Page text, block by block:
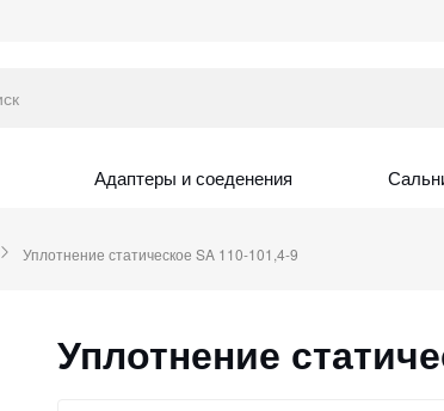
Адаптеры и соеденения
Уплотнение статическое SA 110-101,4-9
Уплотнение